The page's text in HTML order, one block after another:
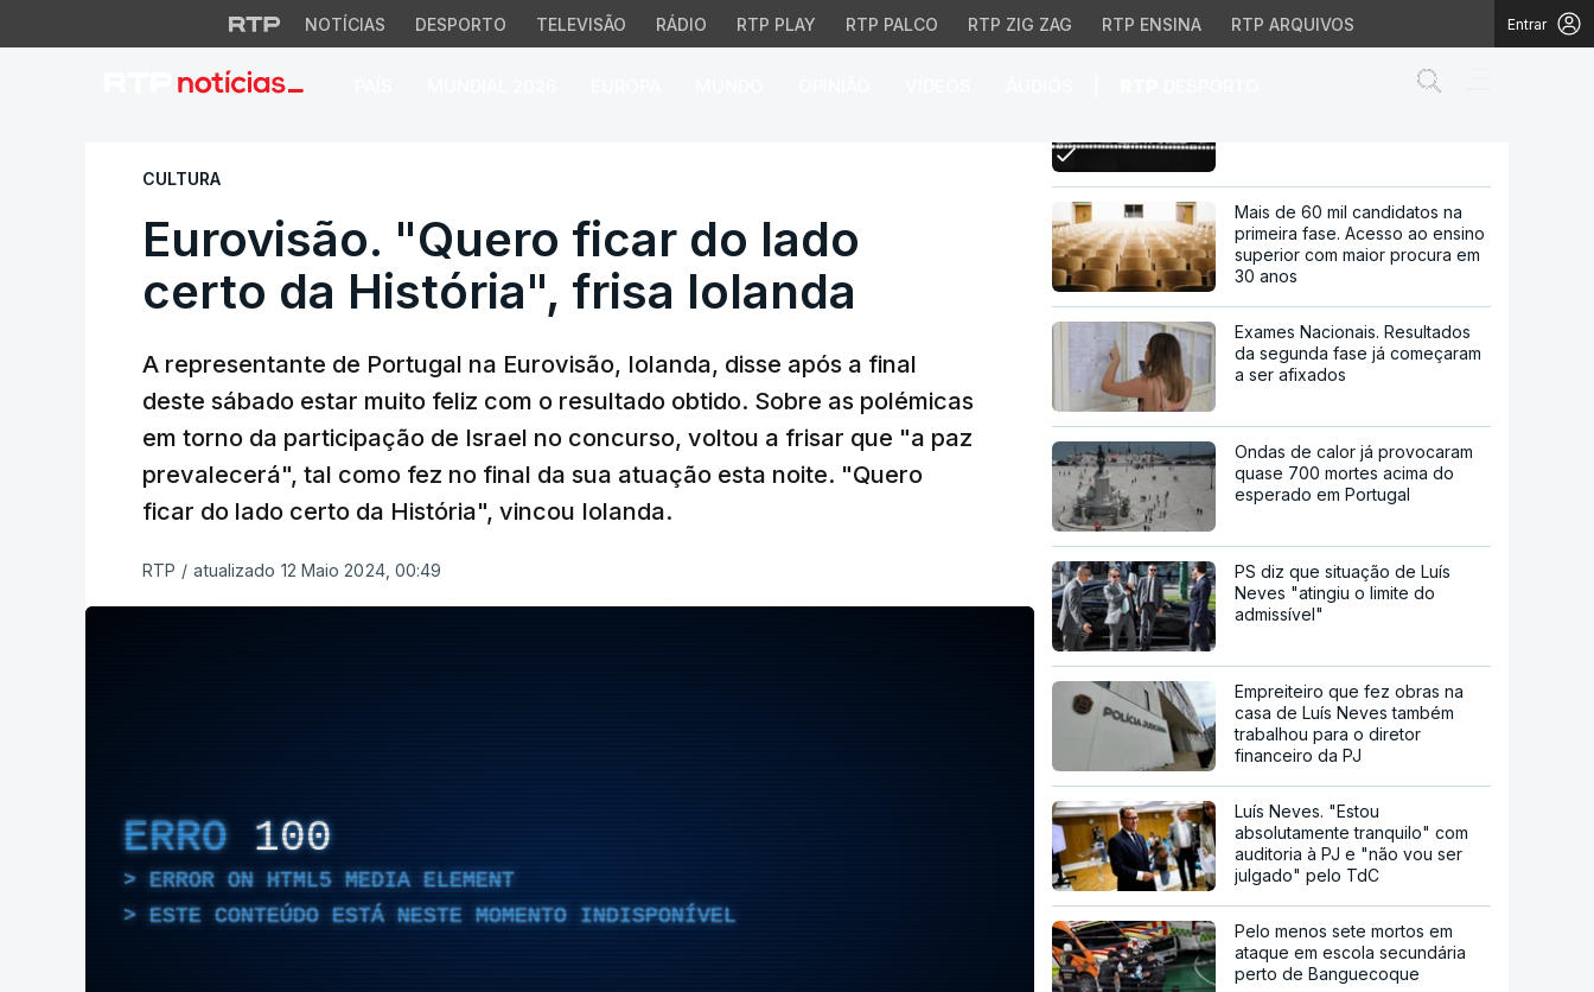
NOTÍCIAS DESPORTO TELEVISÃO RÁDIO RTP PLAY RTP PALCO RTP ZIG ZAG RTP ENSINA RTP ARQUIVOS Entrar
Eurovisão. "Quero ficar do lado certo da História", frisa Iolanda
CULTURA
Eurovisão. "Quero ficar do lado
certo da História", frisa Iolanda
A representante de Portugal na Eurovisão, Iolanda, disse após a final
deste sábado estar muito feliz com o resultado obtido. Sobre as polémicas
em torno da participação de Israel no concurso, voltou a frisar que "a paz
prevalecerá", tal como fez no final da sua atuação esta noite. "Quero
ficar do lado certo da História", vincou Iolanda.
RTP / atualizado 12 Maio 2024, 00:49
ERRO 100
ERROR ON HTML5 MEDIA ELEMENT
ESTE CONTEÚDO ESTÁ NESTE MOMENTO INDISPONÍVEL
Eurovisão. "Quero ficar do lado
Mais de 60 mil candidatos na
primeira fase. Acesso ao ensino
superior com maior procura em
30 anos
Exames Nacionais. Resultados
da segunda fase já começaram
a ser afixados
Ondas de calor já provocaram
quase 700 mortes acima do
esperado em Portugal
PS diz que situação de Luís
Neves "atingiu o limite do
admissível"
Empreiteiro que fez obras na
casa de Luís Neves também
trabalhou para o diretor
financeiro da PJ
Luís Neves. "Estou
absolutamente tranquilo" com
auditoria à PJ e "não vou ser
julgado" pelo TdC
Pelo menos sete mortos em
ataque em escola secundária
perto de Banguecoque